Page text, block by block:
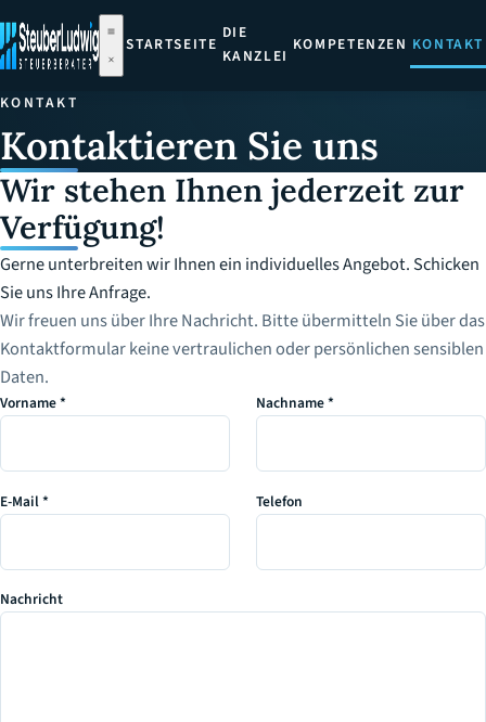
STARTSEITE
DIE
KANZLEI
KOMPETENZEN KONTAKT
KONTAKT
Kontaktieren Sie uns
Wir stehen Ihnen jederzeit zur
Verfügung!
Gerne unterbreiten wir Ihnen ein individuelles Angebot. Schicken
Sie uns Ihre Anfrage.
Wir freuen uns über Ihre Nachricht. Bitte übermitteln Sie über das
Kontaktformular keine vertraulichen oder persönlichen sensiblen
Daten.
Vorname * Nachname *
E-Mail * Telefon
Nachricht